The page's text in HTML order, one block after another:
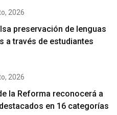
2026
preservación de lenguas
a través de estudiantes
2026
la Reforma reconocerá a
en 16 categorías